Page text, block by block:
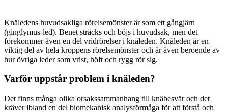
Knäledens huvudsakliga rörelsemönster är som ett gångjärn
(ginglymus-led). Benet sträcks och böjs i huvudsak, men det
förekommer även en del vridrörelser i knäleden. Knäleden är en
viktig del av hela kroppens rörelsemönster och är även beroende av
hur övriga leder som vrist, höft och rygg rör sig.
Varför uppstår problem i knäleden?
Det finns många olika orsakssammanhang till knäbesvär och det
kräver ibland en del biomekanisk analysförmåga för att förstå och